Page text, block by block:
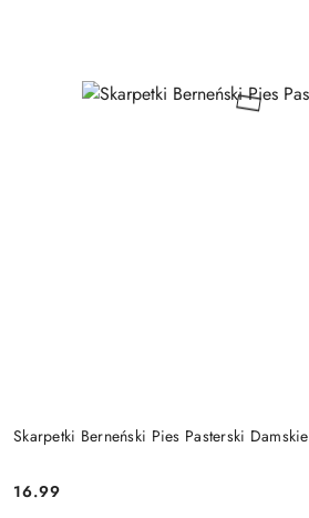
Skarpetki Berneński Pies Pasterski Damskie
Cena:
16.99